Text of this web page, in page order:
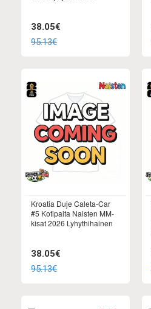
38.05€
95.13€
Kroatia Duje Caleta-Car
#5 Kotipaita Naisten MM-
kisat 2026 Lyhythihainen
38.05€
95.13€